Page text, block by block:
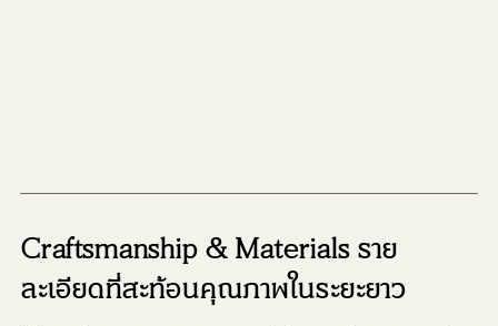
Craftsmanship & Materials ราย
ละเอียดที่สะท้อนคุณภาพในระยะยาว